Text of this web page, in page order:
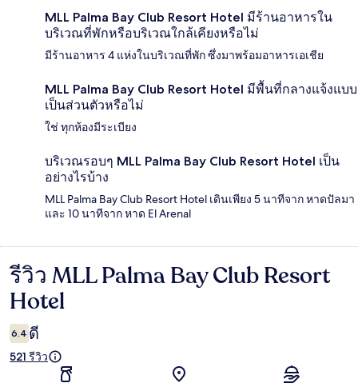
MLL Palma Bay Club Resort Hotel มีร้านอาหารใน
บริเวณที่พักหรือบริเวณใกล้เคียงหรือไม่
มีร้านอาหาร 4 แห่งในบริเวณที่พัก ซึ่งมาพร้อมอาหารเอเชีย
MLL Palma Bay Club Resort Hotel มีพื้นที่กลางแจ้งแบบ
เป็นส่วนตัวหรือไม่
ใช่ ทุกห้องมีระเบียง
บริเวณรอบๆ MLL Palma Bay Club Resort Hotel เป็น
อย่างไรบ้าง
MLL Palma Bay Club Resort Hotel เดินเพียง 5 นาทีจาก หาดปัลมา
และ 10 นาทีจาก หาด El Arenal
รีวิว
รีวิว MLL Palma Bay Club Resort
Hotel
6.4 ดี
521 รีวิว